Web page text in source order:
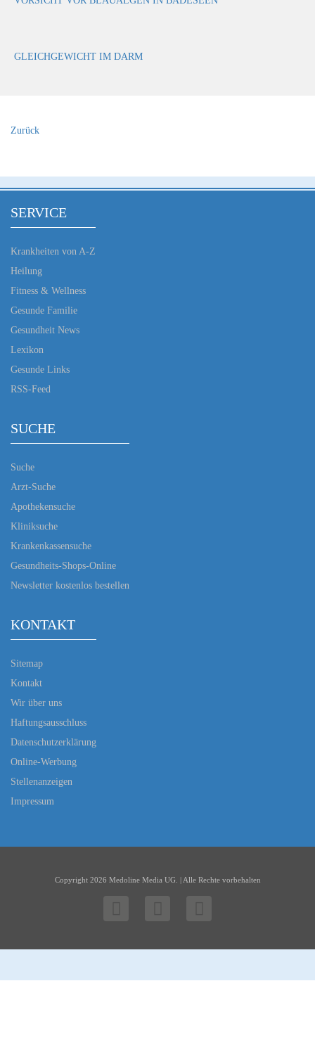
GLEICHGEWICHT IM DARM
Zurück
SERVICE
Krankheiten von A-Z
Heilung
Fitness & Wellness
Gesunde Familie
Gesundheit News
Lexikon
Gesunde Links
RSS-Feed
SUCHE
Suche
Arzt-Suche
Apothekensuche
Kliniksuche
Krankenkassensuche
Gesundheits-Shops-Online
Newsletter kostenlos bestellen
KONTAKT
Sitemap
Kontakt
Wir über uns
Haftungsausschluss
Datenschutzerklärung
Online-Werbung
Stellenanzeigen
Impressum
Copyright 2026 Medoline Media UG. | Alle Rechte vorbehalten